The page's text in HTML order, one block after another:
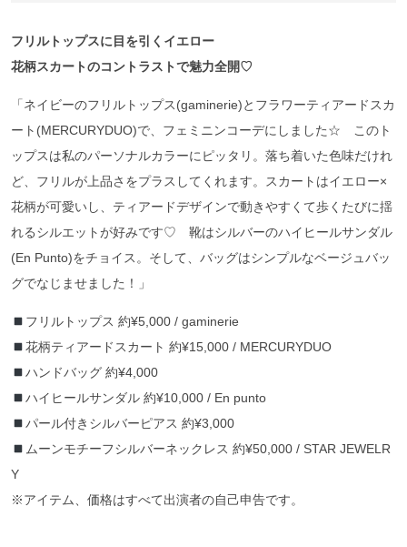
フリルトップスに目を引くイエロー
花柄スカートのコントラストで魅力全開♡
「ネイビーのフリルトップス(gaminerie)とフラワーティアードスカ
ート(MERCURYDUO)で、フェミニンコーデにしました☆ このト
ップスは私のパーソナルカラーにピッタリ。落ち着いた色味だけれ
ど、フリルが上品さをプラスしてくれます。スカートはイエロー×
花柄が可愛いし、ティアードデザインで動きやすくて歩くたびに揺
れるシルエットが好みです♡ 靴はシルバーのハイヒールサンダル
(En Punto)をチョイス。そして、バッグはシンプルなベージュバッ
グでなじませました！」
フリルトップス 約¥5,000 / gaminerie
花柄ティアードスカート 約¥15,000 / MERCURYDUO
ハンドバッグ 約¥4,000
ハイヒールサンダル 約¥10,000 / En punto
パール付きシルバーピアス 約¥3,000
ムーンモチーフシルバーネックレス 約¥50,000 / STAR JEWELR
Y
※アイテム、価格はすべて出演者の自己申告です。